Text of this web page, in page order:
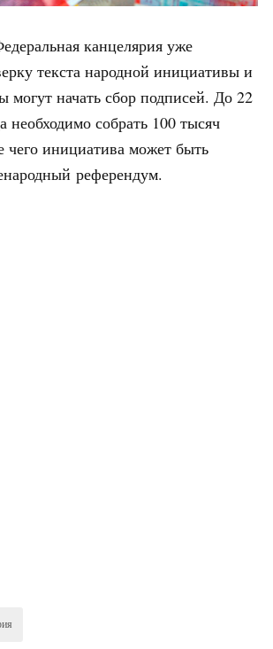
канцелярия уже
текста народной инициативы и
могут начать сбор подписей. До 22
необходимо собрать 100 тысяч
чего инициатива может быть
референдум.